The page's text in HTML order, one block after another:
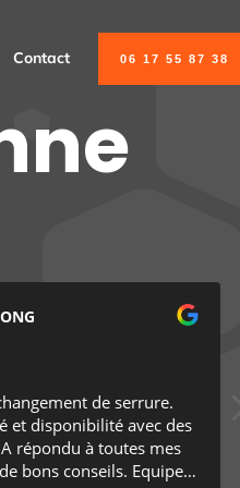
Contact 06 17 55 87 38
de serrure.
et disponibilité avec des
répondu à toutes mes
bons conseils. Equipe